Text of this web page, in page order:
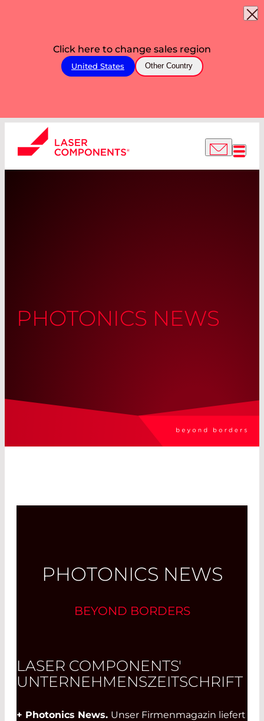
Click here to change sales region
United States Other Country
PHOTONICS NEWS
PHOTONICS NEWS
BEYOND BORDERS
LASER COMPONENTS'
UNTERNEHMENSZEITSCHRIFT
+ Photonics News. Unser Firmenmagazin liefert